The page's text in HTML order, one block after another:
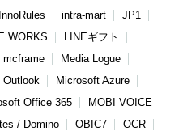
InnoRules intra-mart
JP1
WORKS
LINEギフト
mcframe
Media Logue
Outlook
Microsoft Azure
Office 365
MOBI VOICE
/ Domino OBIC7
OCR